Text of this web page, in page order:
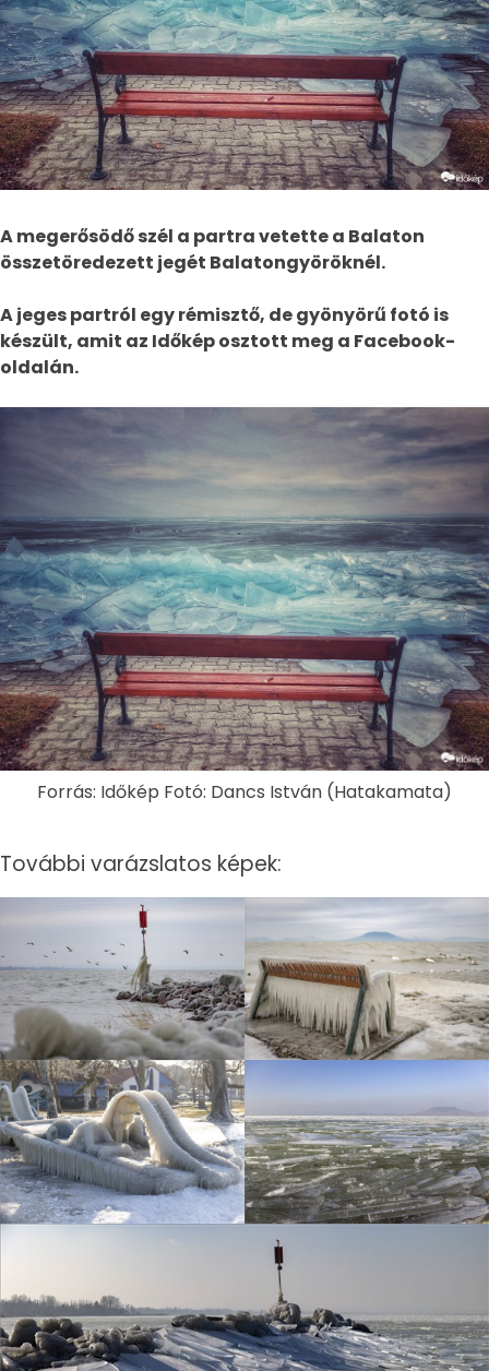
A megerősödő szél a partra vetette a Balaton
összetöredezett jegét Balatongyöröknél.
A jeges partról egy rémisztő, de gyönyörű fotó is
készült, amit az Időkép osztott meg a Facebook-
oldalán.
Forrás: Időkép Fotó: Dancs István (Hatakamata)
További varázslatos képek: